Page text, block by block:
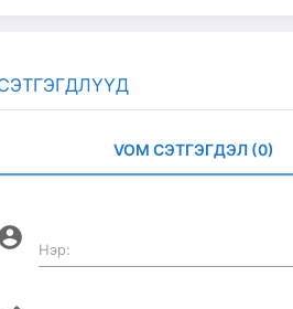
VOM СЭТГЭГДЭЛ (0)
Нэр: